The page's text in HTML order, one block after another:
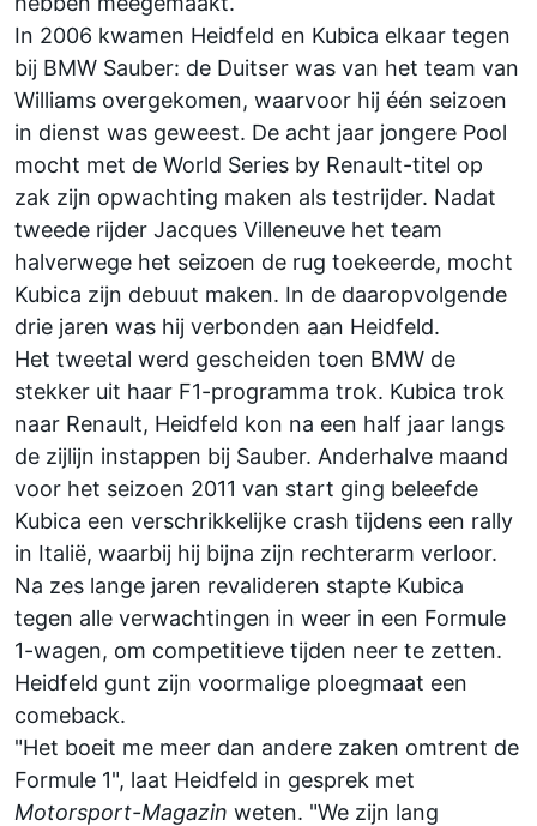
In 2006 kwamen Heidfeld en Kubica elkaar tegen
bij BMW Sauber: de Duitser was van het team van
Williams overgekomen, waarvoor hij één seizoen
in dienst was geweest. De acht jaar jongere Pool
mocht met de World Series by Renault-titel op
zak zijn opwachting maken als testrijder. Nadat
tweede rijder Jacques Villeneuve het team
halverwege het seizoen de rug toekeerde, mocht
Kubica zijn debuut maken. In de daaropvolgende
drie jaren was hij verbonden aan Heidfeld.
Het tweetal werd gescheiden toen BMW de
stekker uit haar F1-programma trok. Kubica trok
naar Renault, Heidfeld kon na een half jaar langs
de zijlijn instappen bij Sauber. Anderhalve maand
voor het seizoen 2011 van start ging beleefde
Kubica een verschrikkelijke crash tijdens een rally
in Italië, waarbij hij bijna zijn rechterarm verloor.
Na zes lange jaren revalideren stapte Kubica
tegen alle verwachtingen in weer in een Formule
1-wagen, om competitieve tijden neer te zetten.
Heidfeld gunt zijn voormalige ploegmaat een
comeback.
"Het boeit me meer dan andere zaken omtrent de
Formule 1", laat Heidfeld in gesprek met
Motorsport-Magazin weten. "We zijn lang